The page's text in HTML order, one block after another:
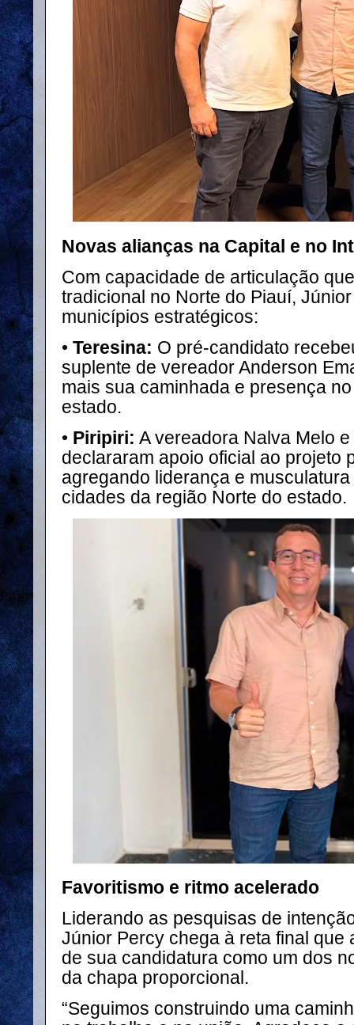
Novas alianças na Capital e no
Com capacidade de articulação
tradicional no Norte do Piauí,
municípios estratégicos:
• Teresina: O pré-candidato
suplente de vereador Anderson
mais sua caminhada e presença
estado.
• Piripiri: A vereadora Nalva Melo
declararam apoio oficial ao projeto
agregando liderança e
cidades da região Norte do estado.
Favoritismo e ritmo acelerado
Liderando as pesquisas de
Júnior Percy chega à reta final que
de sua candidatura como um dos
da chapa proporcional.
“Seguimos construindo uma